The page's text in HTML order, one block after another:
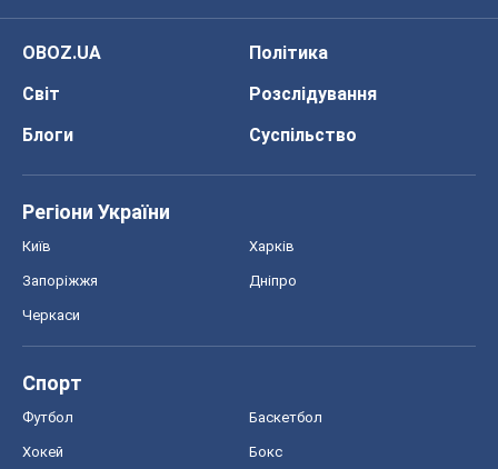
OBOZ.UA
Політика
Світ
Розслідування
Блоги
Суспільство
Регіони України
Київ Харків
Запоріжжя Дніпро
Черкаси
Спорт
Футбол Баскетбол
Хокей Бокс